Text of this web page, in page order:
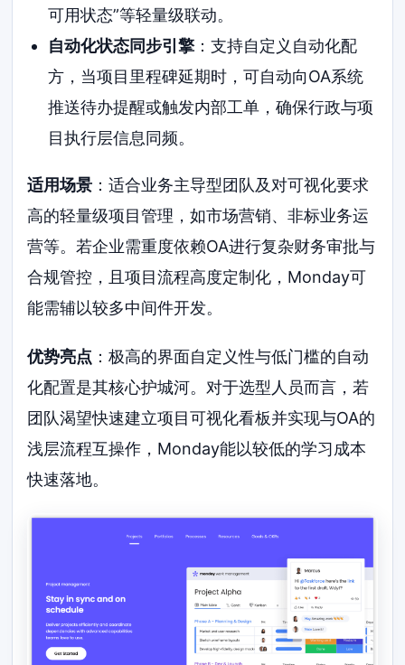
可用状态”等轻量级联动。
自动化状态同步引擎：支持自定义自动化配
方，当项目里程碑延期时，可自动向OA系统
推送待办提醒或触发内部工单，确保行政与项
目执行层信息同频。
适用场景 ：适合业务主导型团队及对可视化要求
高的轻量级项目管理，如市场营销、非标业务运
营等。若企业需重度依赖OA进行复杂财务审批与
合规管控，且项目流程高度定制化，Monday可
能需辅以较多中间件开发。
优势亮点 ：极高的界面自定义性与低门槛的自动
化配置是其核心护城河。对于选型人员而言，若
团队渴望快速建立项目可视化看板并实现与OA的
浅层流程互操作，Monday能以较低的学习成本
快速落地。